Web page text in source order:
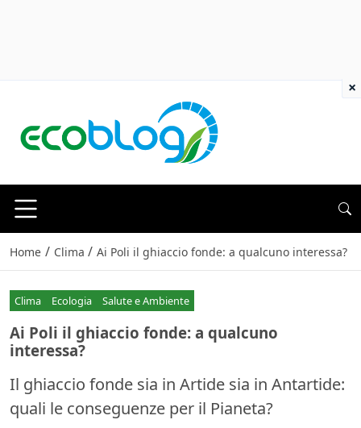
Home / Clima / Ai Poli il ghiaccio fonde: a qualcuno interessa?
Clima Ecologia Salute e Ambiente
Ai Poli il ghiaccio fonde: a qualcuno
interessa?
Il ghiaccio fonde sia in Artide sia in Antartide:
quali le conseguenze per il Pianeta?
×